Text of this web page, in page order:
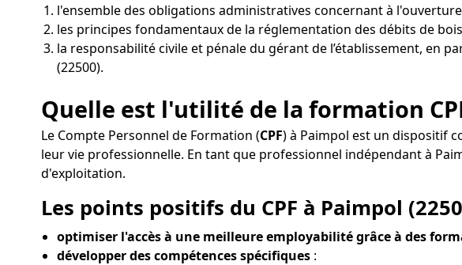
l'ensemble des obligations administratives concernant à
les principes fondamentaux de la réglementation des débits de
la responsabilité civile et pénale du gérant de l’établissement, en
(22500).
Quelle est l'utilité de la formation
Le Compte Personnel de Formation (CPF) à Paimpol est un dispositif
leur vie professionnelle. En tant que professionnel indépendant à
d'exploitation.
Les points positifs du CPF à Paimpol
optimiser l'accès à une meilleure employabilité grâce à des
développer des compétences spécifiques :